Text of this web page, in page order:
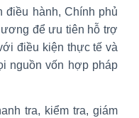
điều hành, Chính phủ
để ưu tiên hỗ trợ
điều kiện thực tế và
nguồn vốn hợp pháp
tra, kiểm tra, giám